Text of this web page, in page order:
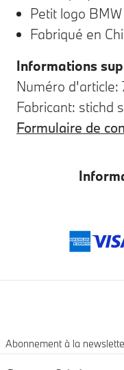
Petit logo BMW
Fabriqué en
Informations
Numéro d'article:
Fabricant: stichd
Formulaire de